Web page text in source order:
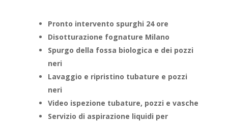
Pronto intervento spurghi 24 ore
Disotturazione fognature Milano
Spurgo della fossa biologica e dei pozzi
neri
Lavaggio e ripristino tubature e pozzi
neri
Video ispezione tubature, pozzi e vasche
Servizio di aspirazione liquidi per